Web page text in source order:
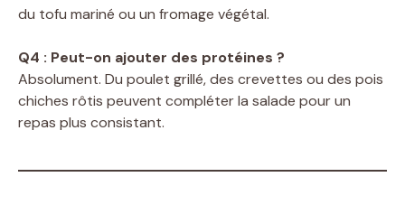
du tofu mariné ou un fromage végétal.
Q4 : Peut-on ajouter des protéines ?
Absolument. Du poulet grillé, des crevettes ou des pois
chiches rôtis peuvent compléter la salade pour un
repas plus consistant.